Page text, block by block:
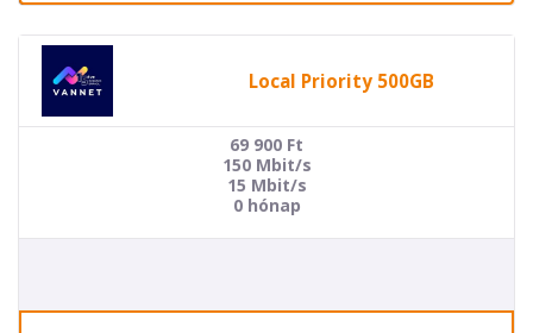
Local Priority 500GB
69 900 Ft
150 Mbit/s
15 Mbit/s
0 hónap